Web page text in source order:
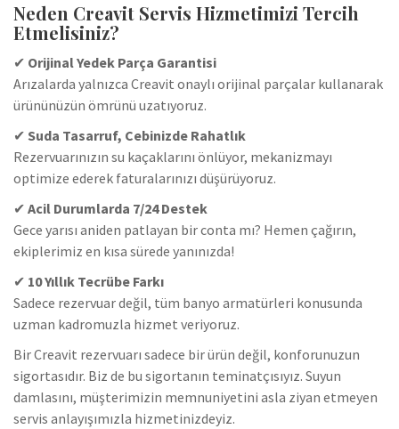
Neden Creavit Servis Hizmetimizi Tercih
Etmelisiniz?
✔ Orijinal Yedek Parça Garantisi
Arızalarda yalnızca Creavit onaylı orijinal parçalar kullanarak
ürününüzün ömrünü uzatıyoruz.
✔ Suda Tasarruf, Cebinizde Rahatlık
Rezervuarınızın su kaçaklarını önlüyor, mekanizmayı
optimize ederek faturalarınızı düşürüyoruz.
✔ Acil Durumlarda 7/24 Destek
Gece yarısı aniden patlayan bir conta mı? Hemen çağırın,
ekiplerimiz en kısa sürede yanınızda!
✔ 10 Yıllık Tecrübe Farkı
Sadece rezervuar değil, tüm banyo armatürleri konusunda
uzman kadromuzla hizmet veriyoruz.
Bir Creavit rezervuarı sadece bir ürün değil, konforunuzun
sigortasıdır. Biz de bu sigortanın teminatçısıyız. Suyun
damlasını, müşterimizin memnuniyetini asla ziyan etmeyen
servis anlayışımızla hizmetinizdeyiz.